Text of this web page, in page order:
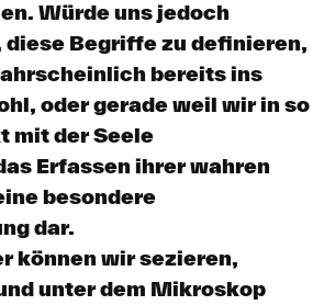
Würde uns jedoch
Begriffe zu definieren,
bereits ins
oder gerade weil wir in so
mit der Seele
Erfassen ihrer wahren
besondere
dar.
können wir sezieren,
unter dem Mikroskop